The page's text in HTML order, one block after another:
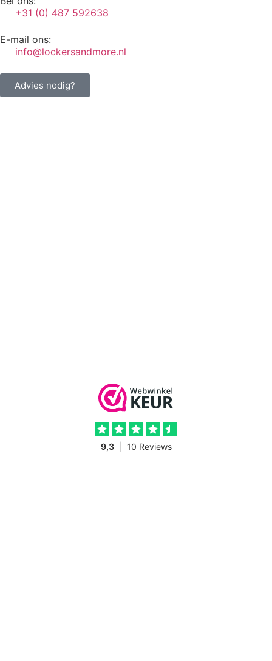
+31 (0) 487 592638
E-mail ons:
info@lockersandmore.nl
Advies nodig?